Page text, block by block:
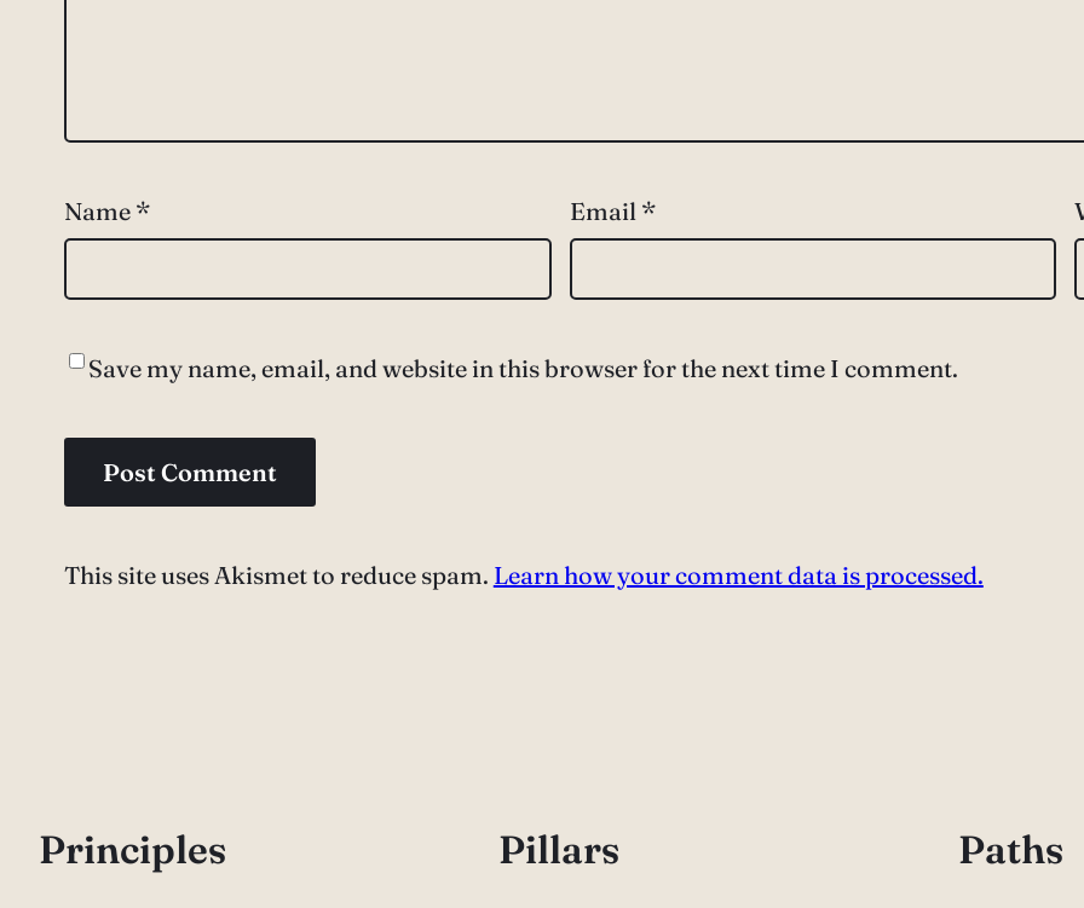
Name * Email *
Save my name, email, and website in this browser for the next time I comment.
This site uses Akismet to reduce spam. Learn how your comment data is processed.
Principles Pillars Paths